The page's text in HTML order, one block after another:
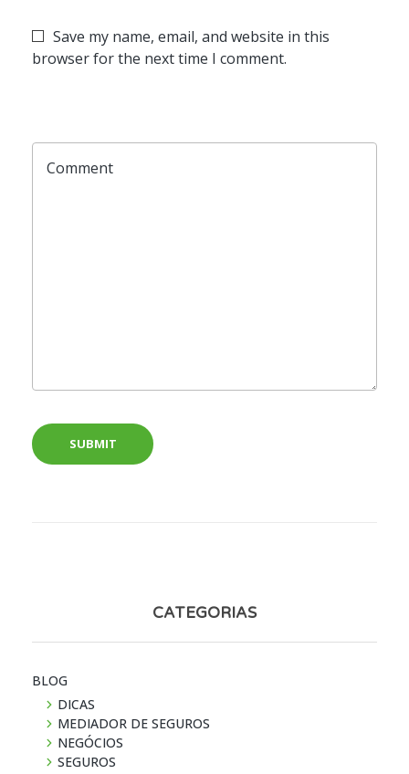
Save my name, email, and website in this
browser for the next time I comment.
CATEGORIAS
BLOG
DICAS
MEDIADOR DE SEGUROS
NEGÓCIOS
SEGUROS